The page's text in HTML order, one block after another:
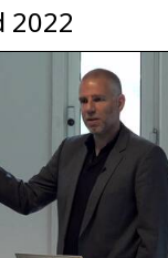
2022